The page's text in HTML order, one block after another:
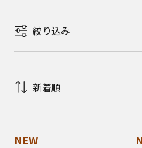
絞り込み
新着順
NEW